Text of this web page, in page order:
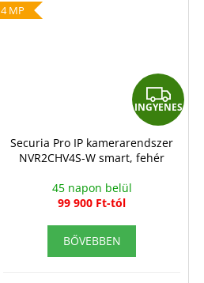
4 MP
I
N
G
INGYENES
Securia Pro IP kamerarendszer
NVR2CHV4S-W smart, fehér
45 napon belül
99 900 Ft-tól
BŐVEBBEN